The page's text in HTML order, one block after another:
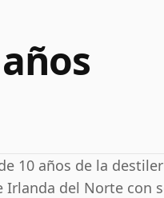
10 años de la
del Norte con